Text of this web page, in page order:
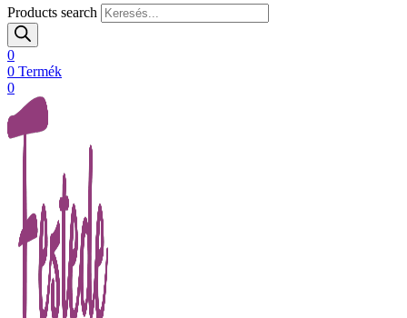
Products search
0
0 Termék
0